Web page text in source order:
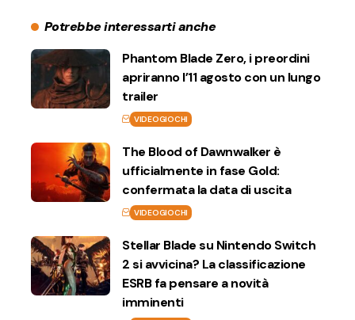
Potrebbe interessarti anche
Phantom Blade Zero, i preordini
apriranno l’11 agosto con un lungo
trailer
VIDEOGIOCHI
The Blood of Dawnwalker è
ufficialmente in fase Gold:
confermata la data di uscita
VIDEOGIOCHI
Stellar Blade su Nintendo Switch
2 si avvicina? La classificazione
ESRB fa pensare a novità
imminenti